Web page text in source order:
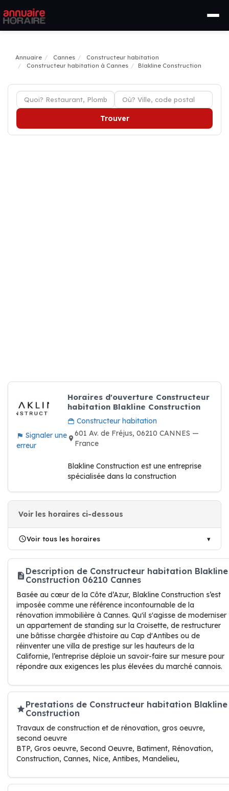
Annuaire Cannes
Constructeur habitation
Constructeur habitation à Cannes
Blakline Construction
Trouver
Signaler une
erreur
Horaires d'ouverture Constructeur
habitation Blakline Construction
Constructeur habitation
601 Av. de Fréjus, 06210 CANNES —
France
Blakline Construction est une entreprise
spécialisée dans la construction
Voir les horaires ci-dessous
Voir tous les horaires
Description de Constructeur habitation Blakline
Construction 06210 Cannes
Basée au cœur de la Côte d’Azur, Blakline Construction s’est
imposée comme une référence incontournable de la
rénovation immobilière à Cannes. Qu'il s'agisse de moderniser
un appartement de standing sur la Croisette, de restructurer
une bâtisse chargée d'histoire au Cap d'Antibes ou de
réinventer une villa de prestige sur les hauteurs de la
Californie, l’entreprise déploie un savoir-faire sur mesure pour
répondre aux exigences les plus élevées du marché cannois.
Prestations de Constructeur habitation Blakline
Construction
Travaux de construction et de rénovation, gros oeuvre,
second oeuvre
BTP, Gros oeuvre, Second Oeuvre, Batiment, Rénovation,
Construction, Cannes, Nice, Antibes, Mandelieu,